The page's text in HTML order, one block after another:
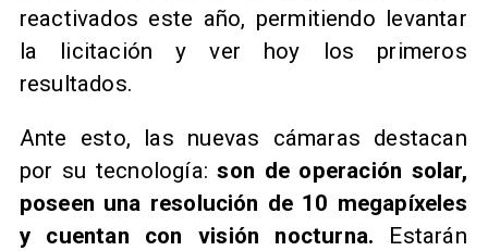
reactivados este año, permitiendo levantar
la licitación y ver hoy los primeros
resultados.
Ante esto, las nuevas cámaras destacan
por su tecnología:son de operación solar,
poseen una resolución de 10 megapíxeles
y cuentan con visión nocturna.
Estarán